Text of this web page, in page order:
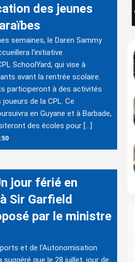
des jeunes
semaines, le Daren Sammy
l'initiative
SchoolYard, qui vise à
avant la rentrée scolaire.
participeront à des activités
de la CPL. Ce
en Guyane et à Barbade,
des écoles pour […]
jour férié en
Sir Garfield
par le ministre
et de l'Autonomisation